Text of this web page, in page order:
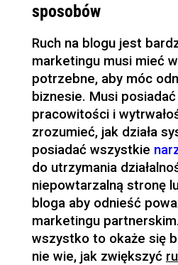
sposobów
Ruch na blogu jest
marketingu musi mieć
potrzebne, aby móc
biznesie. Musi
pracowitości i
zrozumieć, jak działa
posiadać wszystkie
do utrzymania
niepowtarzalną stronę
bloga aby odnieść
marketingu
wszystko to okaże się
nie wie, jak zwiększyć